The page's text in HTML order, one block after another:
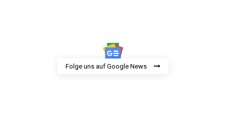
Folge uns auf Google News